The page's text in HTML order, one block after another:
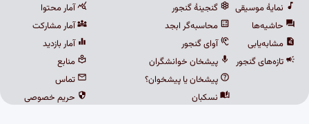
نمایهٔ موسیقی
حاشیه‌ها
مشابه‌یابی
تازه‌های گنجور
گنجینهٔ گنجور
محاسبه‌گر ابجد
آوای گنجور
پیشخان خوانشگران
پیشخان یا پیشخوان؟
نسکبان
آمار محتوا
آمار مشارکت
آمار بازدید
منابع
تماس
حریم خصوصی